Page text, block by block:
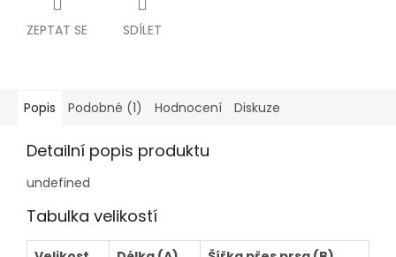
ZEPTAT SE SDÍLET
Popis Podobné (1) Hodnocení Diskuze
Detailní popis produktu
undefined
Tabulka velikostí